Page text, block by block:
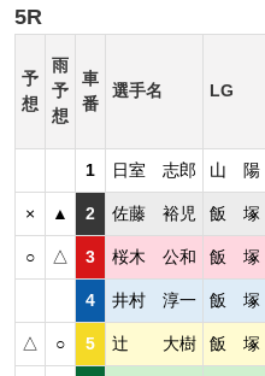
5R
予
想
雨
予
想
車
番
選手名 LG
1 日室 志郎 山 陽
× ▲ 2 佐藤 裕児 飯 塚
○ △ 3 桜木 公和 飯 塚
4 井村 淳一 飯 塚
△ ○ 5 辻 大樹 飯 塚